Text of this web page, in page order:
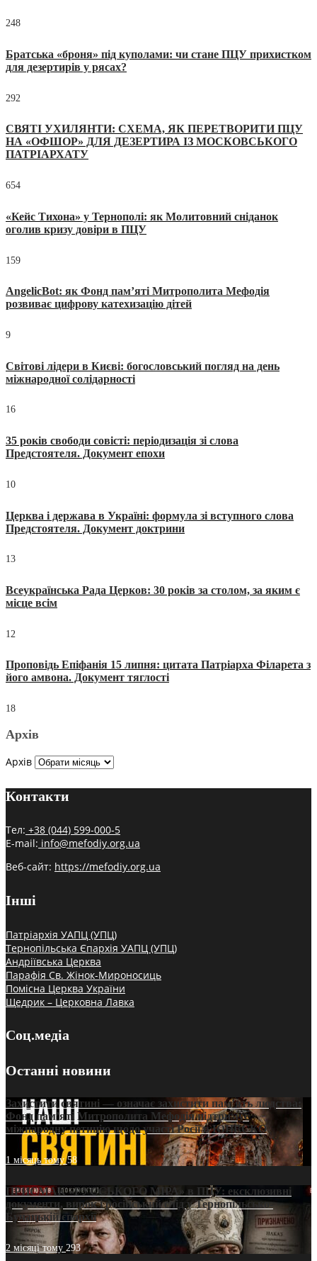
248
Братська «броня» під куполами: чи стане ПЦУ прихистком
для дезертирів у рясах?
292
СВЯТІ УХИЛЯНТИ: СХЕМА, ЯК ПЕРЕТВОРИТИ ПЦУ
НА «ОФШОР» ДЛЯ ДЕЗЕРТИРА ІЗ МОСКОВСЬКОГО
ПАТРІАРХАТУ
654
«Кейс Тихона» у Тернополі: як Молитовний сніданок
оголив кризу довіри в ПЦУ
159
AngelicBot: як Фонд пам’яті Митрополита Мефодія
розвиває цифрову катехизацію дітей
9
Світові лідери в Києві: богословський погляд на день
міжнародної солідарності
16
35 років свободи совісті: періодизація зі слова
Предстоятеля. Документ епохи
10
Церква і держава в Україні: формула зі вступного слова
Предстоятеля. Документ доктрини
13
Всеукраїнська Рада Церков: 30 років за столом, за яким є
місце всім
12
Проповідь Епіфанія 15 липня: цитата Патріарха Філарета з
його амвона. Документ тяглості
18
Архів
Архів
Контакти
Тел: +38 (044) 599-000-5
E-mail: info@mefodiy.org.ua
Веб-сайт: https://mefodiy.org.ua
Інші
Патріархія УАПЦ (УПЦ)
Тернопільська Єпархія УАПЦ (УПЦ)
Андріївська Церква
Парафія Св. Жінок-Мироносиць
Помісна Церква України
Щедрик – Церковна Лавка
Соц.медіа
Останні новини
Захистити святині — означає захистити пам’ять людства:
Фонд пам’яті Митрополита Мефодія підтримує
міжнародну петицію щодо участі Росії в ЮНЕСКО
1 місяць тому58
ПРИСМАК «РУССЬКОГО МІРА» в ПЦУ: ексклюзивні
документи, вирок і російський слід у Тернопільсько-
Бучацькій єпархії
2 місяці тому 293